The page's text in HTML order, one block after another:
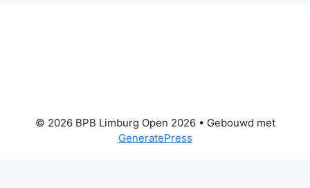
© 2026 BPB Limburg Open 2026• Gebouwd met
GeneratePress